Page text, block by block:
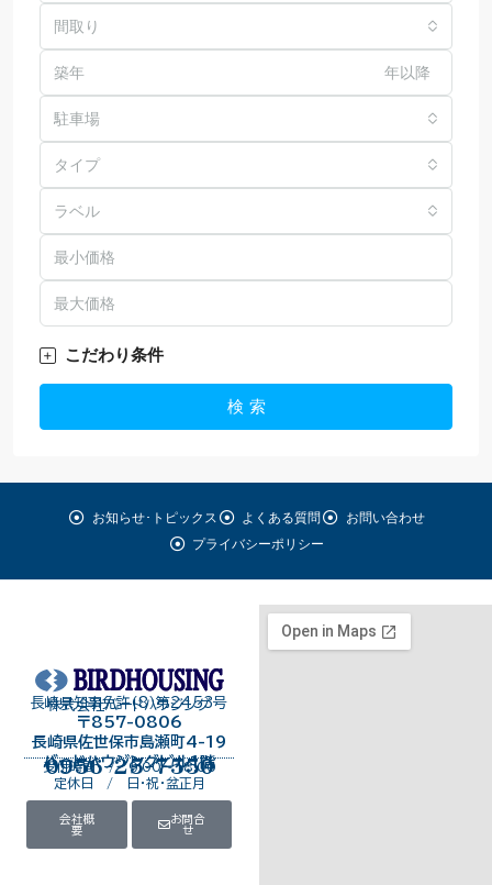
間取り
年以降
駐車場
タイプ
ラベル
こだわり条件
検 索
お知らせ･トピックス よくある質問
お問い合わせ
プライバシーポリシー
長崎県知事免許（8）第2453号
株式会社バードハウジング
〒857-0806
長崎県佐世保市島瀬町4-19
バードハウジングビル１階
0956-25-7550
受付時間 / 9:00～18:00
定休日 / 日・祝・盆正月
会社概
要
お問合
せ